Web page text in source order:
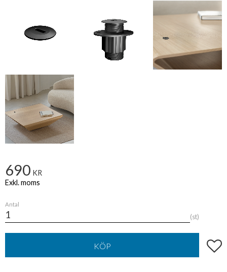
690 KR
Antal
st
KÖP Lägg